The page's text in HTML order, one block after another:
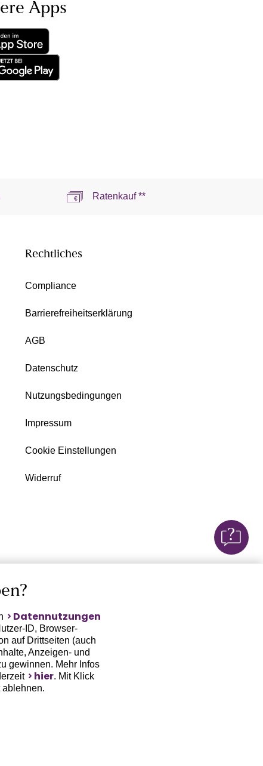
Apps
Ratenkauf **
Rechtliches
Compliance
Barrierefreiheitserklärung
AGB
Datenschutz
Nutzungsbedingungen
Impressum
Cookie Einstellungen
Widerruf
Datennutzungen
ID, Browser-
auf Drittseiten (auch
Anzeigen- und
gewinnen. Mehr Infos
hier. Mit Klick
oder die
auch zu eigenen